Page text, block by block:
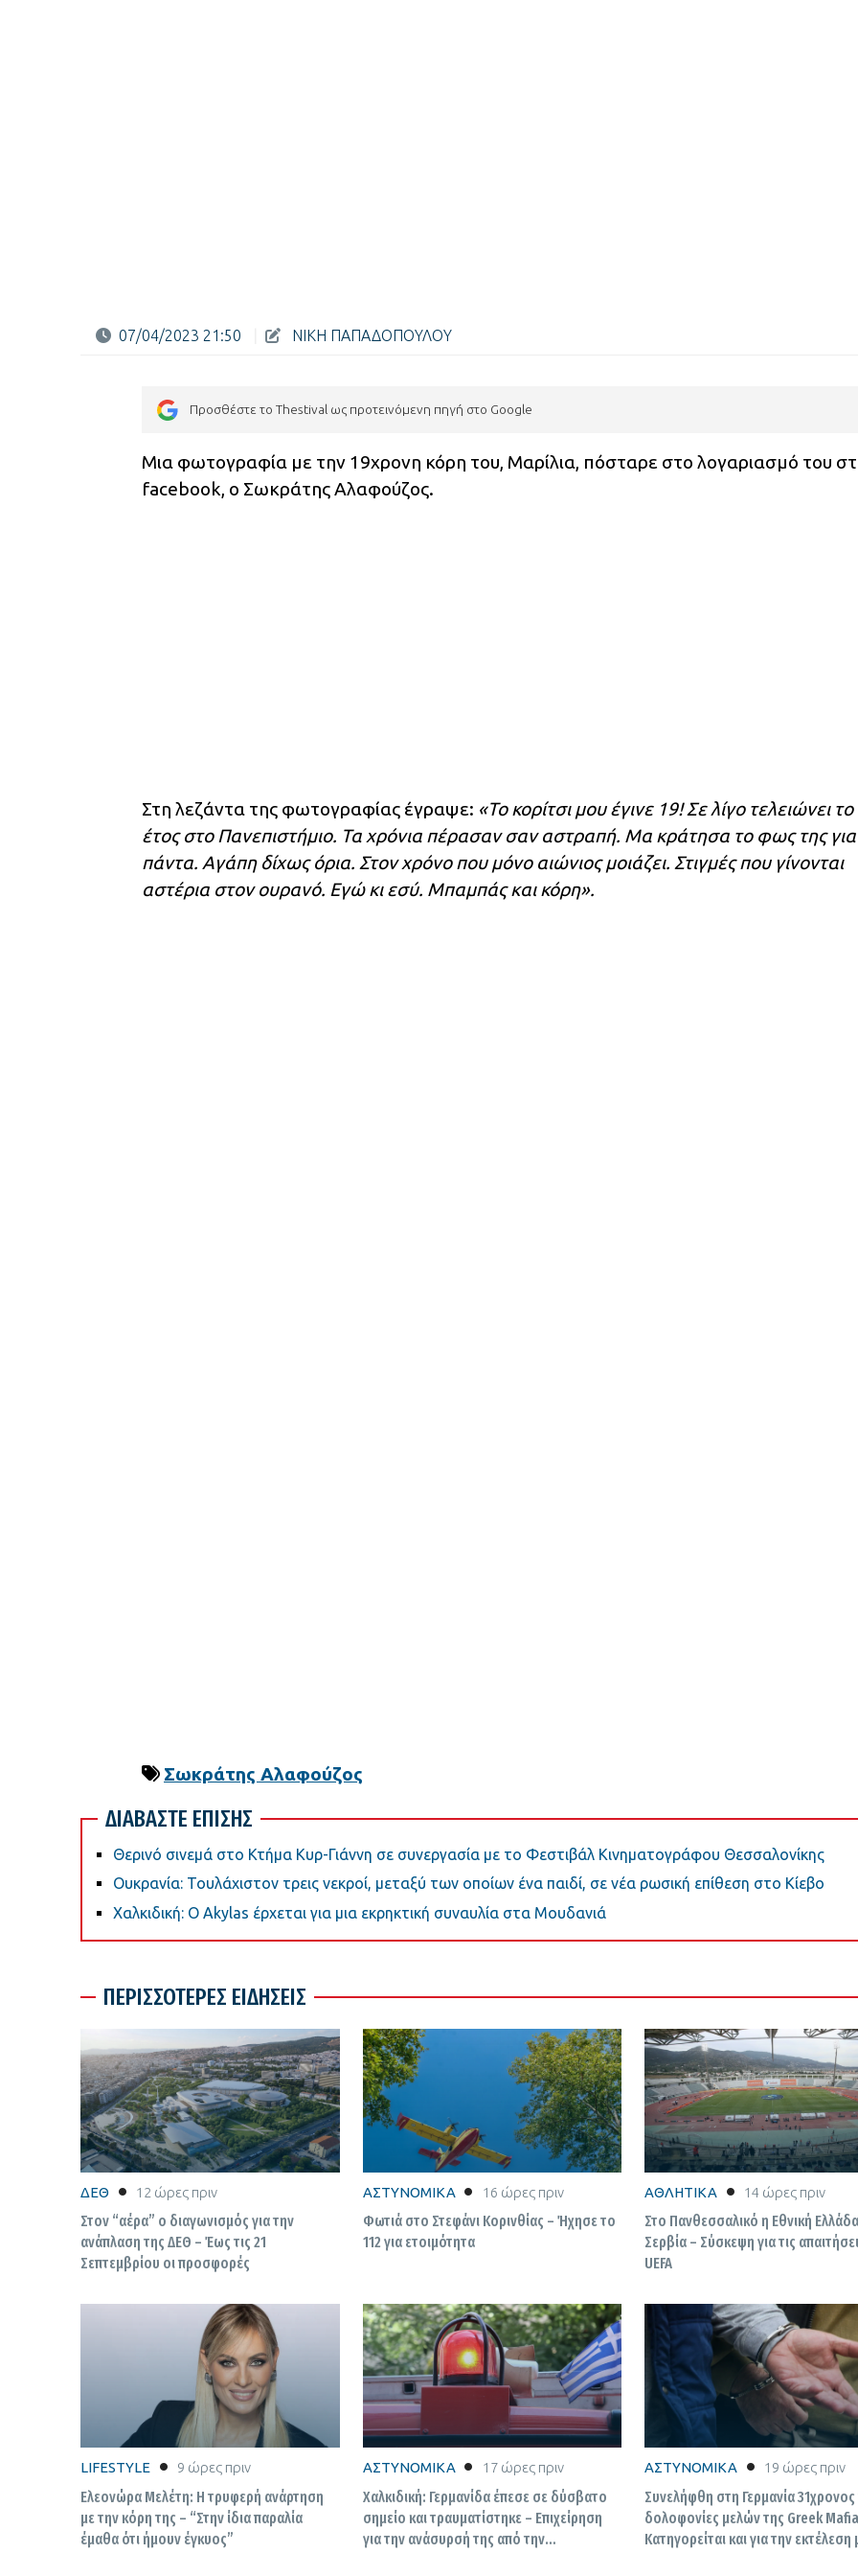
07/04/2023 21:50 ΝΙΚΗ ΠΑΠΑΔΟΠΟΥΛΟΥ
Προσθέστε το Thestival ως προτεινόμενη πηγή στο Google
Μια φωτογραφία με την 19χρονη κόρη του, Mαρίλια, πόσταρε στο λογαριασμό του
facebook, ο Σωκράτης Αλαφούζος.
Στη λεζάντα της φωτογραφίας έγραψε: «Το κορίτσι μου έγινε 19! Σε λίγο τελειώνει
έτος στο Πανεπιστήμιο. Τα χρόνια πέρασαν σαν αστραπή. Μα κράτησα το φως της για
πάντα. Αγάπη δίχως όρια. Στον χρόνο που μόνο αιώνιος μοιάζει. Στιγμές που γίνονται
αστέρια στον ουρανό. Εγώ κι εσύ. Μπαμπάς και κόρη».
Σωκράτης Αλαφούζος
ΔΙΑΒΑΣΤΕ ΕΠΙΣΗΣ
Θερινό σινεμά στο Κτήμα Κυρ-Γιάννη σε συνεργασία με το Φεστιβάλ Κινηματογράφου Θεσσαλονίκης
Ουκρανία: Τουλάχιστον τρεις νεκροί, μεταξύ των οποίων ένα παιδί, σε νέα ρωσική επίθεση στο Κίεβο
Χαλκιδική: Ο Akylas έρχεται για μια εκρηκτική συναυλία στα Μουδανιά
ΠΕΡΙΣΣΟΤΕΡΕΣ ΕΙΔΗΣΕΙΣ
ΔΕΘ 12 ώρες πριν
Στον “αέρα” ο διαγωνισμός για την
ανάπλαση της ΔΕΘ – Έως τις 21
Σεπτεμβρίου οι προσφορές
ΑΣΤΥΝΟΜΙΚΑ 16 ώρες πριν
Φωτιά στο Στεφάνι Κορινθίας – Ήχησε το
112 για ετοιμότητα
ΑΘΛΗΤΙΚΑ 14 ώρες πριν
Στο Πανθεσσαλικό η Εθνική
Σερβία – Σύσκεψη για τις
UEFA
LIFESTYLE 9 ώρες πριν
Ελεονώρα Μελέτη: Η τρυφερή ανάρτηση
με την κόρη της – “Στην ίδια παραλία
έμαθα ότι ήμουν έγκυος”
ΑΣΤΥΝΟΜΙΚΑ 17 ώρες πριν
Χαλκιδική: Γερμανίδα έπεσε σε δύσβατο
σημείο και τραυματίστηκε – Επιχείρηση
για την ανάσυρσή της από την
ΑΣΤΥΝΟΜΙΚΑ 19 ώρες πριν
Συνελήφθη στη Γερμανία 31χρονος
δολοφονίες μελών της Greek
Κατηγορείται και για την εκτέλεση